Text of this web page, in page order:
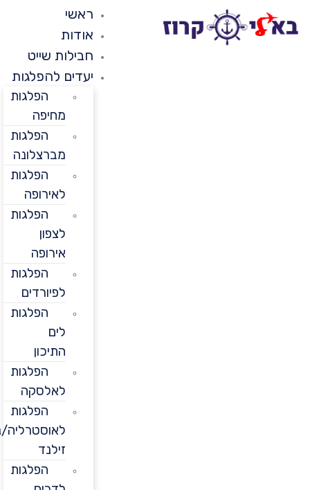
ראשי
אודות
חבילות שייט
יעדים להפלגות
הפלגות
מחיפה
הפלגות
מברצלונה
הפלגות
לאירופה
הפלגות
אירופה
הפלגות
לפיורדים
הפלגות
התיכון
הפלגות
לאלסקה
הפלגות
לאוסטרליה/ניו
הפלגות